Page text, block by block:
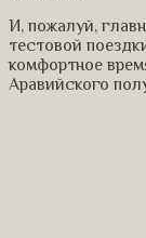
И, пожалуй,
тестовой
комфортное
Аравийского